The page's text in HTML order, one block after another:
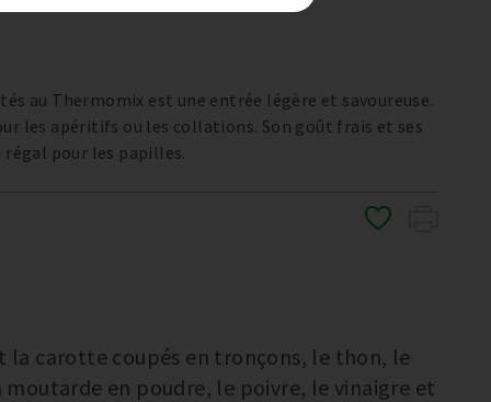
au Thermomix est une entrée légère et savoureuse.
les apéritifs ou les collations. Son goût frais et ses
pour les papilles.
la carotte coupés en tronçons, le thon, le
en poudre, le poivre, le vinaigre et